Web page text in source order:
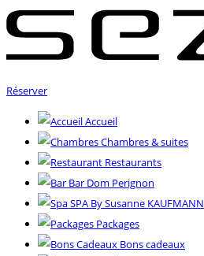
Réserver
Accueil
Chambres & suites
Restaurants
Bar Dom Perignon
SPA By Susanne KAUFMANN
Packages
Bons cadeaux